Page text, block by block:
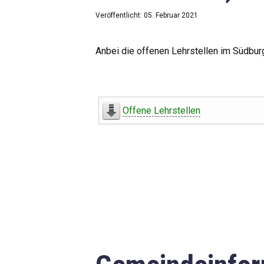
Veröffentlicht: 05. Februar 2021
Anbei die offenen Lehrstellen im
Offene Lehrstellen